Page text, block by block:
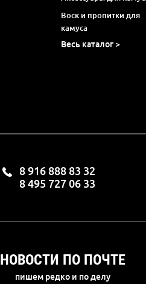
Воск и пропитки для
камуса
Весь каталог >
8 916 888 83 32
8 495 727 06 33
НОВОСТИ ПО ПОЧТЕ
пишем редко и по делу